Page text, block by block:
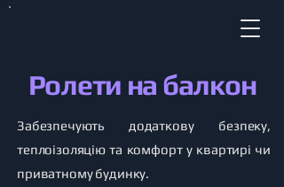
Ролети на балкон
Забезпечують додаткову безпеку,
теплоізоляцію та комфорт у квартирі чи
приватному будинку.